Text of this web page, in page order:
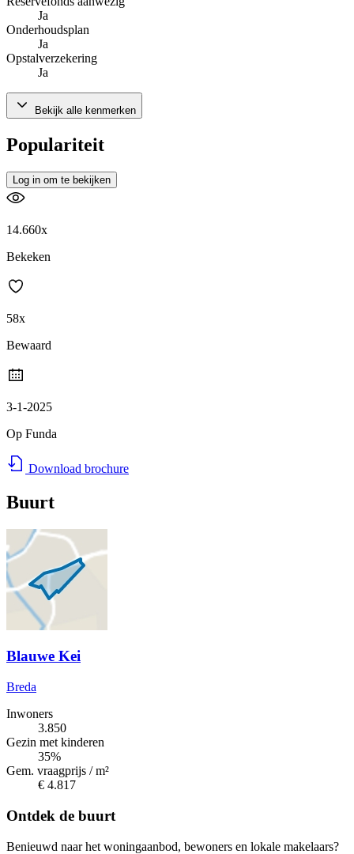
Ja
Onderhoudsplan
Ja
Opstalverzekering
Ja
Bekijk alle kenmerken
Populariteit
Log in om te bekijken
14.660x
Bekeken
58x
Bewaard
3-1-2025
Op Funda
Download brochure
Buurt
Blauwe Kei
Breda
Inwoners
3.850
Gezin met kinderen
35%
Gem. vraagprijs / m²
€ 4.817
Ontdek de buurt
Benieuwd naar het woningaanbod, bewoners en lokale makelaars?